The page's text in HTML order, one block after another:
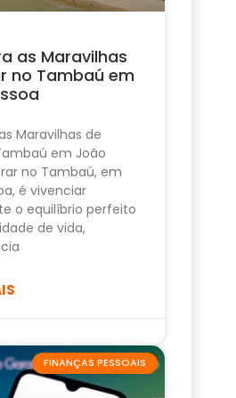
as Maravilhas
no Tambaú em
Maravilhas de
em João
no Tambaú, em
é vivenciar
o equilíbrio perfeito
de vida,
FINANÇAS PESSOAIS